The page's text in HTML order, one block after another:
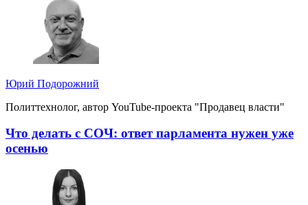
Юрий Подорожний
Политтехнолог, автор YouTube-проекта "Продавец власти"
Что делать с СОЧ: ответ парламента нужен уже
осенью